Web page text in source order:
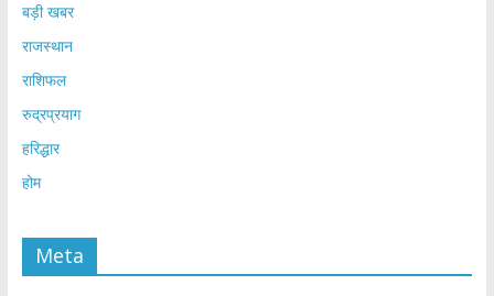
बड़ी खबर
राजस्थान
राशिफल
रुद्रप्रयाग
हरिद्धार
होम
Meta